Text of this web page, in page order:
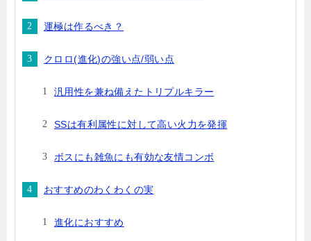
運極は作るべき？
クロロ(進化)の強い点/弱い点
汎用性を兼ね備えたトリプルキラー
SSは有利属性に対して高い火力を発揮
ボスにも雑魚にも有効な友情コンボ
おすすめのわくわくの実
進化におすすめ